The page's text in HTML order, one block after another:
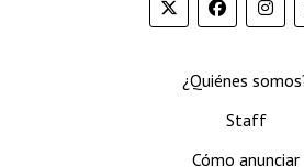
¿Quiénes
Staff
Cómo anunciar